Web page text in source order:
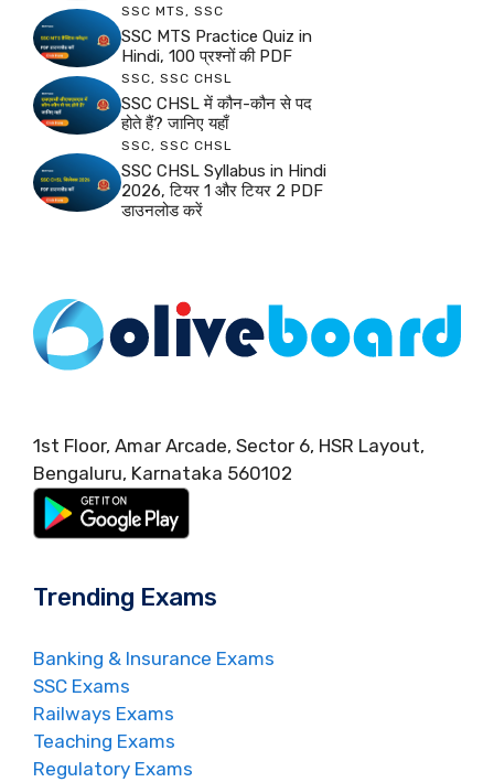
SSC MTS, SSC
SSC MTS Practice Quiz in
Hindi, 100 प्रश्नों की PDF
SSC, SSC CHSL
SSC CHSL में कौन-कौन से पद
होते हैं? जानिए यहाँ
SSC, SSC CHSL
SSC CHSL Syllabus in Hindi
2026, टियर 1 और टियर 2 PDF
डाउनलोड करें
1st Floor, Amar Arcade, Sector 6, HSR Layout,
Bengaluru, Karnataka 560102
Trending Exams
Banking & Insurance Exams
SSC Exams
Railways Exams
Teaching Exams
Regulatory Exams